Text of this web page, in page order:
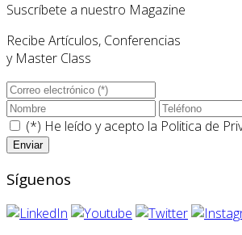
Suscríbete a nuestro Magazine
Recibe Artículos, Conferencias
y Master Class
(*) He leído y acepto la Politica de
Síguenos